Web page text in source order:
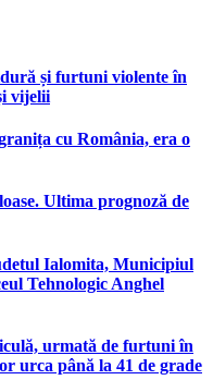
și furtuni violente în
vijelii
cu România, era o
Ultima prognoză de
Ialomita, Municipiul
Tehnologic Anghel
urmată de furtuni în
urca până la 41 de grade